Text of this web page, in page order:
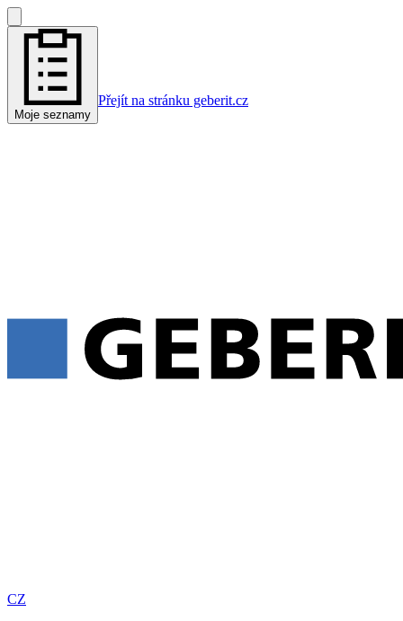
Moje seznamy
Přejít na stránku geberit.cz
CZ